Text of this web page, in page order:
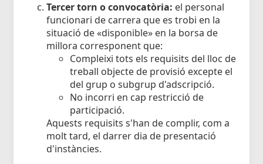
Tercer torn o convocatòria: el personal
funcionari de carrera que es trobi en la
situació de «disponible» en la borsa de
millora corresponent que:
Compleixi tots els requisits del lloc de
treball objecte de provisió excepte el
del grup o subgrup d'adscripció.
No incorri en cap restricció de
participació.
Aquests requisits s'han de complir, com a
molt tard, el darrer dia de presentació
d'instàncies.